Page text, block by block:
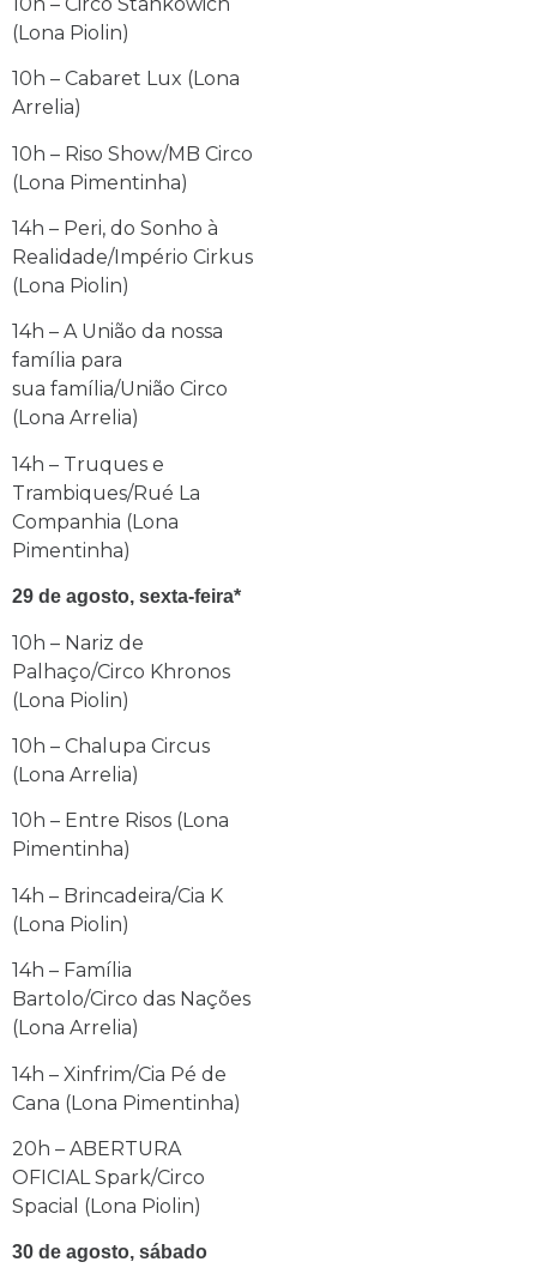
(Lona Piolin)
10h – Cabaret Lux (Lona
Arrelia)
10h – Riso Show/MB Circo
(Lona Pimentinha)
14h – Peri, do Sonho à
Realidade/Império Cirkus
(Lona Piolin)
14h – A União da nossa
família para
sua família/União Circo
(Lona Arrelia)
14h – Truques e
Trambiques/Rué La
Companhia (Lona
Pimentinha)
29 de agosto, sexta-feira*
10h – Nariz de
Palhaço/Circo Khronos
(Lona Piolin)
10h – Chalupa Circus
(Lona Arrelia)
10h – Entre Risos (Lona
Pimentinha)
14h – Brincadeira/Cia K
(Lona Piolin)
14h – Família
Bartolo/Circo das Nações
(Lona Arrelia)
14h – Xinfrim/Cia Pé de
Cana (Lona Pimentinha)
20h – ABERTURA
OFICIAL Spark/Circo
Spacial (Lona Piolin)
30 de agosto, sábado